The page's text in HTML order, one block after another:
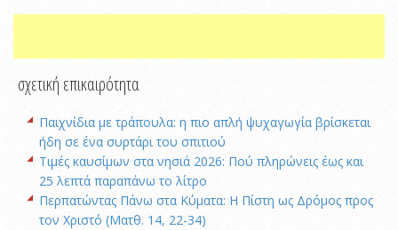
σχετική επικαιρότητα
Παιχνίδια με τράπουλα: η πιο απλή ψυχαγωγία βρίσκεται
ήδη σε ένα συρτάρι του σπιτιού
Τιμές καυσίμων στα νησιά 2026: Πού πληρώνεις έως και
25 λεπτά παραπάνω το λίτρο
Περπατώντας Πάνω στα Κύματα: Η Πίστη ως Δρόμος προς
τον Χριστό (Ματθ. 14, 22-34)